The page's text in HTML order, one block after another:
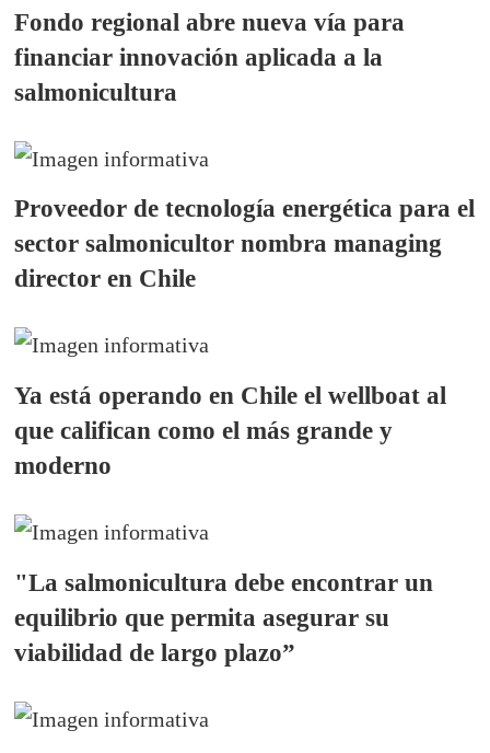
Fondo regional abre nueva vía para
financiar innovación aplicada a la
salmonicultura
Proveedor de tecnología energética para el
sector salmonicultor nombra managing
director en Chile
Ya está operando en Chile el wellboat al
que califican como el más grande y
moderno
"La salmonicultura debe encontrar un
equilibrio que permita asegurar su
viabilidad de largo plazo”